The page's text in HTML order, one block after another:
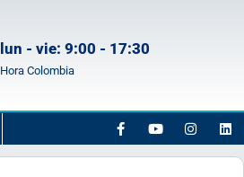
lun - vie: 9:00 - 17:30
Hora Colombia